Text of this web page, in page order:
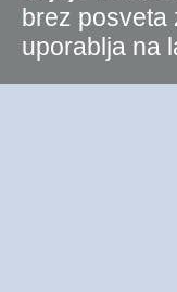
brez posveta
uporablja na